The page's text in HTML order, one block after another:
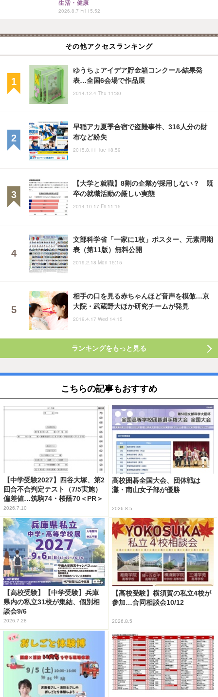
生活・健康
2026.8.7 Fri 15:52
その他アクセスランキング
ゆうちょアイデア貯金箱コンクール結果発
表…全国6会場で作品展
2014.12.4 Thu 11:30
早稲アカ夏季合宿で盗難事件、316人分の財
布など紛失
2015.8.11 Tue 18:59
【大学と就職】8割の企業が採用しない？ 既
卒の就職活動の厳しい実態
2014.10.17 Fri 11:15
文部科学省「一家に1枚」ポスター、元素周期
表（第11版）無料公開
2019.2.18 Mon 15:15
相手の口を見る赤ちゃんほど音声を模倣…京
大院・武蔵野大ほか研究チームが発見
2019.4.17 Wed 14:15
ランキングをもっと見る
こちらの記事もおすすめ
【中学受験2027】四谷大塚、第2
回合不合判定テスト（7/5実施）
偏差値…筑駒74・桜蔭70＜PR＞
2026.7.10
高校囲碁全国大会、団体戦は
灘・南山女子部が優勝
2026.8.5
【高校受験】【中学受験】兵庫
県内の私立31校が集結、個別相
談会9/6
2026.7.28
【高校受験】横須賀の私立4校が
参加…合同相談会10/12
2026.8.5